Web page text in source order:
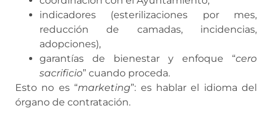
indicadores (esterilizaciones por mes,
reducción de camadas, incidencias,
adopciones),
garantías de bienestar y enfoque “cero
sacrificio” cuando proceda.
Esto no es “marketing”: es hablar el idioma del
órgano de contratación.